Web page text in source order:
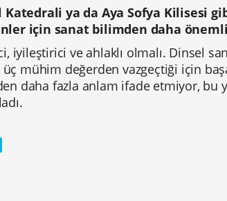
ya da Aya Sofya Kilisesi
için sanat bilimden daha
iyileştirici ve ahlaklı olmalı. Dinsel
mühim değerden vazgeçtiği için
daha fazla anlam ifade etmiyor, bu